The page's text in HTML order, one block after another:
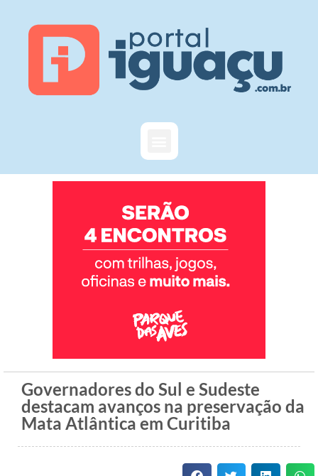
Governadores do Sul e Sudeste
destacam avanços na preservação da
Mata Atlântica em Curitiba